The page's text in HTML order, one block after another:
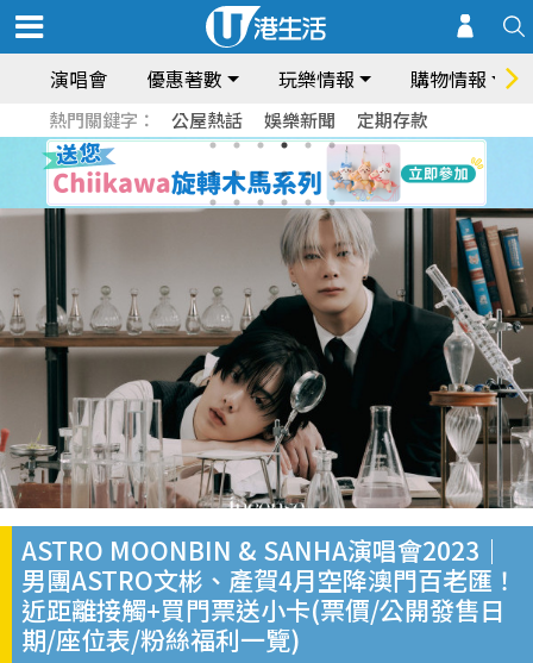
演唱會 優惠著數 玩樂情報 購物情報
熱門關鍵字： 公屋熱話 娛樂新聞 定期存款
ASTRO MOONBIN & SANHA演唱會2023｜
男團ASTRO文彬、產賀4月空降澳門百老匯！
近距離接觸+買門票送小卡(票價/公開發售日
期/座位表/粉絲福利一覽)